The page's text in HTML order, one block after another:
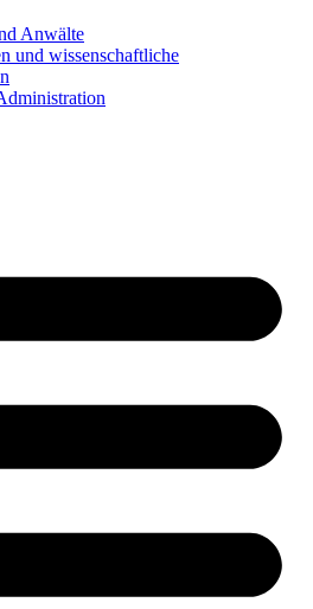
Anwälte
und wissenschaftliche